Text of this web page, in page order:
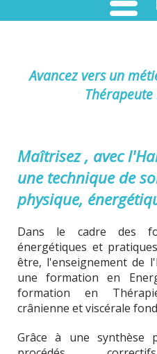
Avancez vers un
Maîtrisez , avec
une technique de
physique,
Dans le cadre des
énergétiques et
être, l'enseignement de
une formation en
formation en
crânienne et viscérale
Grâce à une synthèse